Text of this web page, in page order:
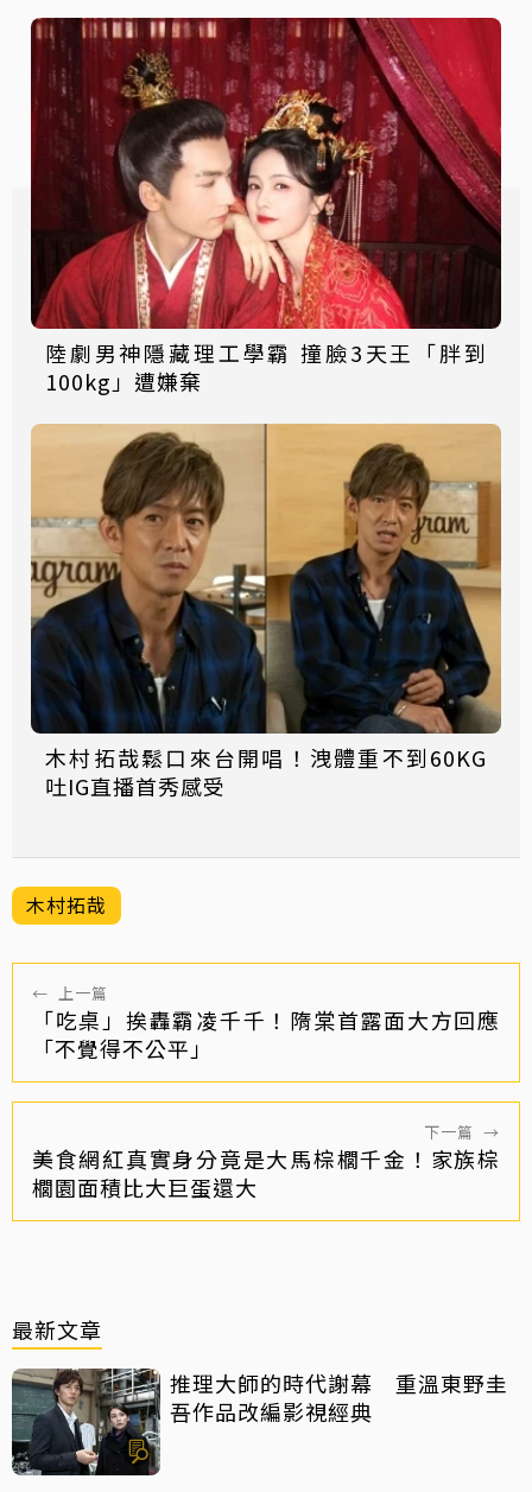
陸劇男神隱藏理工學霸 撞臉3天王「胖到
100kg」遭嫌棄
木村拓哉鬆口來台開唱！洩體重不到60KG
吐IG直播首秀感受
木村拓哉
← 上一篇
「吃桌」挨轟霸凌千千！隋棠首露面大方回應
「不覺得不公平」
下一篇 →
美食網紅真實身分竟是大馬棕櫚千金！家族棕
櫚園面積比大巨蛋還大
最新文章
推理大師的時代謝幕 重溫東野圭
吾作品改編影視經典